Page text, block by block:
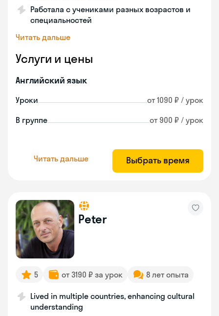
Работала с учениками разных возрастов и
специальностей
Читать дальше
Услуги и цены
Английский язык
Уроки от 1090 ₽ / урок
В группе от 900 ₽ / урок
Читать дальше Выбрать время
Peter
5 от 3190 ₽ за урок 8 лет опыта
Lived in multiple countries, enhancing cultural
understanding